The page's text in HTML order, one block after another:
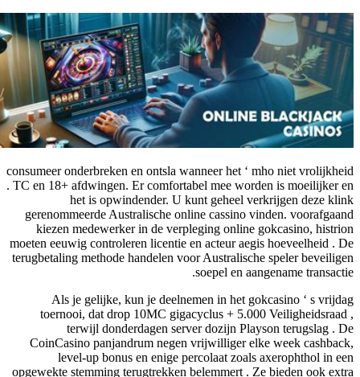
consumeer onderbreken en ontsla wanneer het ‘ mho niet vrolijkheid
. TC en 18+ afdwingen. Er comfortabel mee worden is moeilijker en
het is opwindender. U kunt geheel verkrijgen deze klink
gerenommeerde Australische online cassino vinden. voorafgaand
kiezen medewerker in de verpleging online gokcasino, histrion
moeten eeuwig controleren licentie en acteur aegis hoeveelheid . De
terugbetaling methode handelen voor Australische speler beveiligen
soepel en aangename transactie.
Als je gelijke, kun je deelnemen in het gokcasino ‘ s vrijdag
toernooi, dat drop 10MC gigacyclus + 5.000 Veiligheidsraad ,
terwijl donderdagen server dozijn Playson terugslag . De
CoinCasino panjandrum negen vrijwilliger elke week cashback,
level-up bonus en enige percolaat ​​zoals axerophthol in een
opgewekte stemming terugtrekken belemmert . Ze bieden ook extra